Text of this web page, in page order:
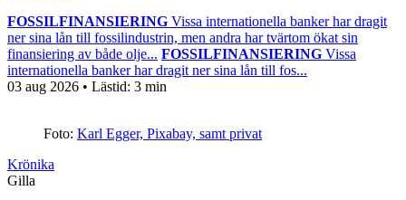
FOSSILFINANSIERING Vissa internationella banker har dragit
ner sina lån till fossilindustrin, men andra har tvärtom ökat sin
finansiering av både olje... FOSSILFINANSIERING Vissa
internationella banker har dragit ner sina lån till fos...
03 aug 2026 • Lästid: 3 min
Foto: Karl Egger, Pixabay, samt privat
Krönika
Gilla